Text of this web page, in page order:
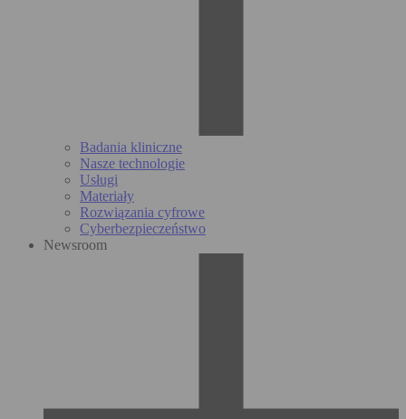
Badania kliniczne
Nasze technologie
Usługi
Materiały
Rozwiązania cyfrowe
Cyberbezpieczeństwo
Newsroom